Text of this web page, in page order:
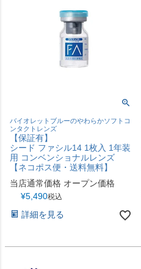
バイオレットブルーのやわらかソフトコ
ンタクトレンズ
【保証有】
シード ファシル14 1枚入 1年装
用 コンベンショナルレンズ
【ネコポス便・送料無料】
当店通常価格 オープン価格
¥5,490税込
詳細を見る